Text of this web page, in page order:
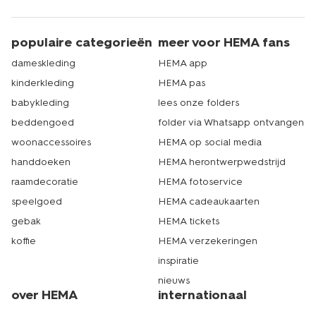
populaire categorieën
dameskleding
kinderkleding
babykleding
beddengoed
woonaccessoires
handdoeken
raamdecoratie
speelgoed
gebak
koffie
meer voor HEMA fans
HEMA app
HEMA pas
lees onze folders
folder via Whatsapp ontvangen
HEMA op social media
HEMA herontwerpwedstrijd
HEMA fotoservice
HEMA cadeaukaarten
HEMA tickets
HEMA verzekeringen
inspiratie
nieuws
over HEMA internationaal